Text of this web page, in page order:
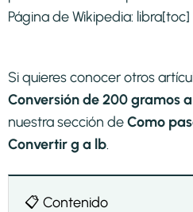
Página de Wikipedia: libra[toc]
Si quieres conocer otros
Conversión de 200 gramos
nuestra sección deComo
Convertir g a lb.
📋 Contenido